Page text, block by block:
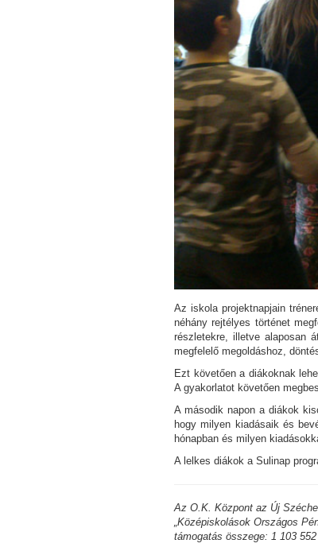
Az iskola projektnapjain
néhány rejtélyes történet
részletekre, illetve alaposan
megfelelő megoldáshoz,
Ezt követően a diákoknak
A gyakorlatot követően
A második napon a diákok
hogy milyen kiadásaik és
hónapban és milyen
A lelkes diákok a Sulinap
Az O.K. Központ az Új
„Középiskolások Országos
támogatás összege: 1 103 552